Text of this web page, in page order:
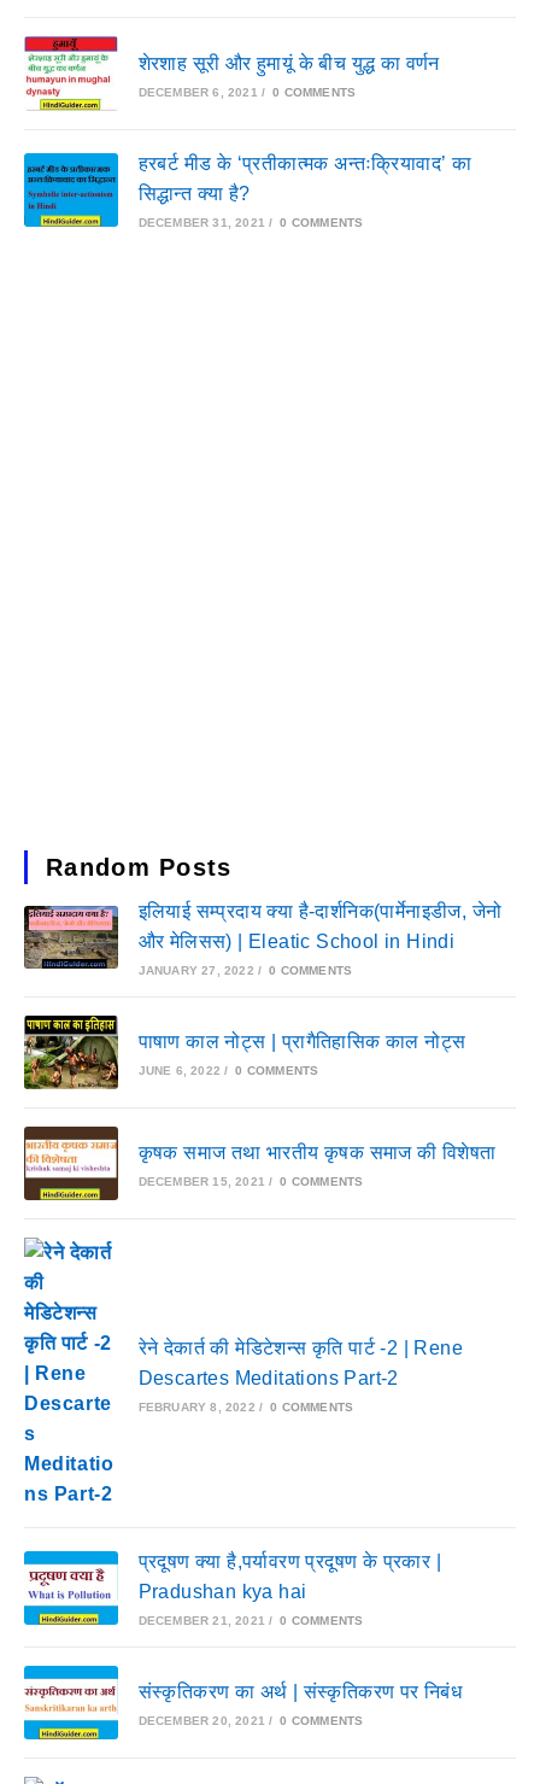
शेरशाह सूरी और हुमायूं के बीच युद्ध का वर्णन
DECEMBER 6, 2021 / 0 COMMENTS
हरबर्ट मीड के ‘प्रतीकात्मक अन्तःक्रियावाद’ का
सिद्धान्त क्या है?
DECEMBER 31, 2021 / 0 COMMENTS
Random Posts
इलियाई सम्प्रदाय क्या है-दार्शनिक(पार्मेनाइडीज, जेनो
और मेलिसस) | Eleatic School in Hindi
JANUARY 27, 2022 / 0 COMMENTS
पाषाण काल नोट्स | प्रागैतिहासिक काल नोट्स
JUNE 6, 2022 / 0 COMMENTS
कृषक समाज तथा भारतीय कृषक समाज की विशेषता
DECEMBER 15, 2021 / 0 COMMENTS
रेने देकार्त की मेडिटेशन्स कृति पार्ट -2 | Rene
Descartes Meditations Part-2
FEBRUARY 8, 2022 / 0 COMMENTS
प्रदूषण क्या है,पर्यावरण प्रदूषण के प्रकार |
Pradushan kya hai
DECEMBER 21, 2021 / 0 COMMENTS
संस्कृतिकरण का अर्थ | संस्कृतिकरण पर निबंध
DECEMBER 20, 2021 / 0 COMMENTS